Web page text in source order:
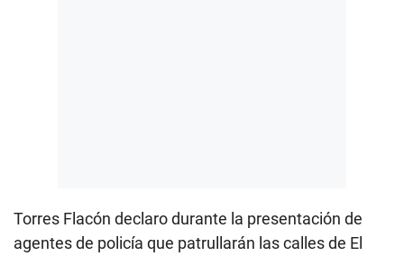
Torres Flacón declaro durante la presentación de
agentes de policía que patrullarán las calles de El